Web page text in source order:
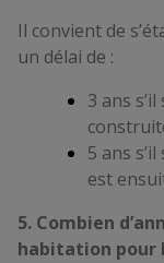
Il convient de
un délai de :
3 ans
5 ans
est
5. Combien
habitation pour